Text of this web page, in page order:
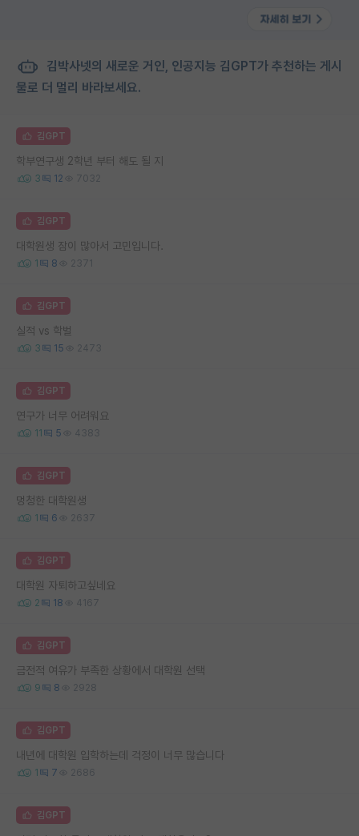
김박사넷의 새로운 거인, 인공지능 김GPT가 추천하는 게시
물로 더 멀리 바라보세요.
김GPT
학부연구생 2학년 부터 해도 될 지
3 12 7032
김GPT
대학원생 잠이 많아서 고민입니다.
1 8 2371
김GPT
실적 vs 학벌
3 15 2473
김GPT
연구가 너무 어려워요
11 5 4383
김GPT
멍청한 대학원생
1 6 2637
김GPT
대학원 자퇴하고싶네요
2 18 4167
김GPT
금전적 여유가 부족한 상황에서 대학원 선택
9 8 2928
김GPT
내년에 대학원 입학하는데 걱정이 너무 많습니다
1 7 2686
김GPT